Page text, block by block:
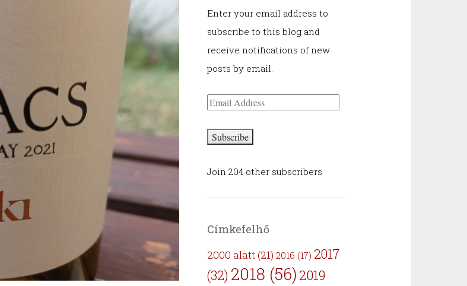
Enter your email address to
subscribe to this blog and
receive notifications of new
posts by email.
Email
Subscribe
Join 204 other subscribers
Címkefelhő
2000 alatt (21) 2016 (17) 2017
(32) 2018 (56)2019